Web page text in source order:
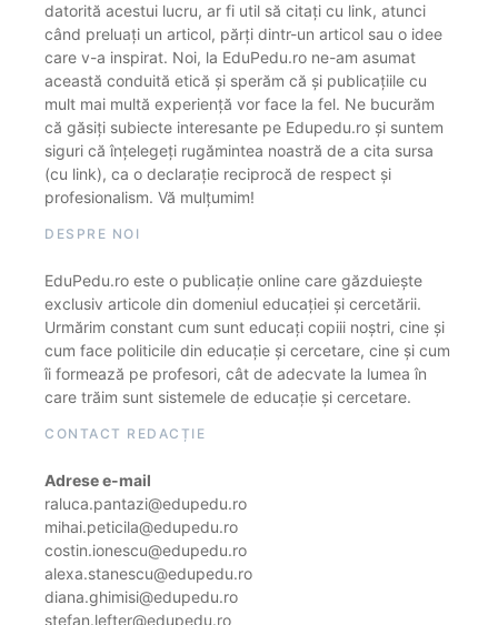
datorită acestui lucru, ar fi util să citați cu link, atunci
când preluați un articol, părți dintr-un articol sau o idee
care v-a inspirat. Noi, la EduPedu.ro ne-am asumat
această conduită etică și sperăm că și publicațiile cu
mult mai multă experiență vor face la fel. Ne bucurăm
că găsiți subiecte interesante pe Edupedu.ro și suntem
siguri că înțelegeți rugămintea noastră de a cita sursa
(cu link), ca o declarație reciprocă de respect și
profesionalism. Vă mulțumim!
DESPRE NOI
EduPedu.ro este o publicație online care găzduiește
exclusiv articole din domeniul educației și cercetării.
Urmărim constant cum sunt educați copiii noștri, cine și
cum face politicile din educație și cercetare, cine și cum
îi formează pe profesori, cât de adecvate la lumea în
care trăim sunt sistemele de educație și cercetare.
CONTACT REDACȚIE
Adrese e-mail
raluca.pantazi@edupedu.ro
mihai.peticila@edupedu.ro
costin.ionescu@edupedu.ro
alexa.stanescu@edupedu.ro
diana.ghimisi@edupedu.ro
stefan.lefter@edupedu.ro